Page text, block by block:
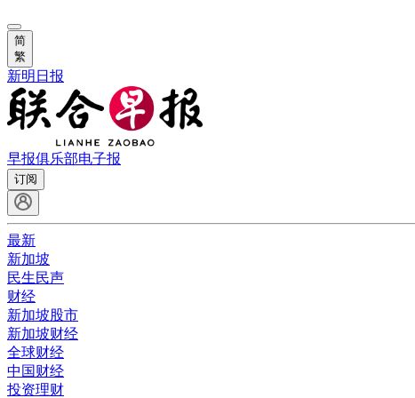
简
繁
新明日报
早报俱乐部电子报
订阅
最新
新加坡
民生民声
财经
新加坡股市
新加坡财经
全球财经
中国财经
投资理财